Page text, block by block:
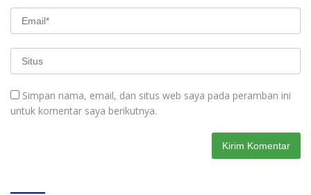
Simpan nama, email, dan situs web saya pada peramban ini
untuk komentar saya berikutnya.